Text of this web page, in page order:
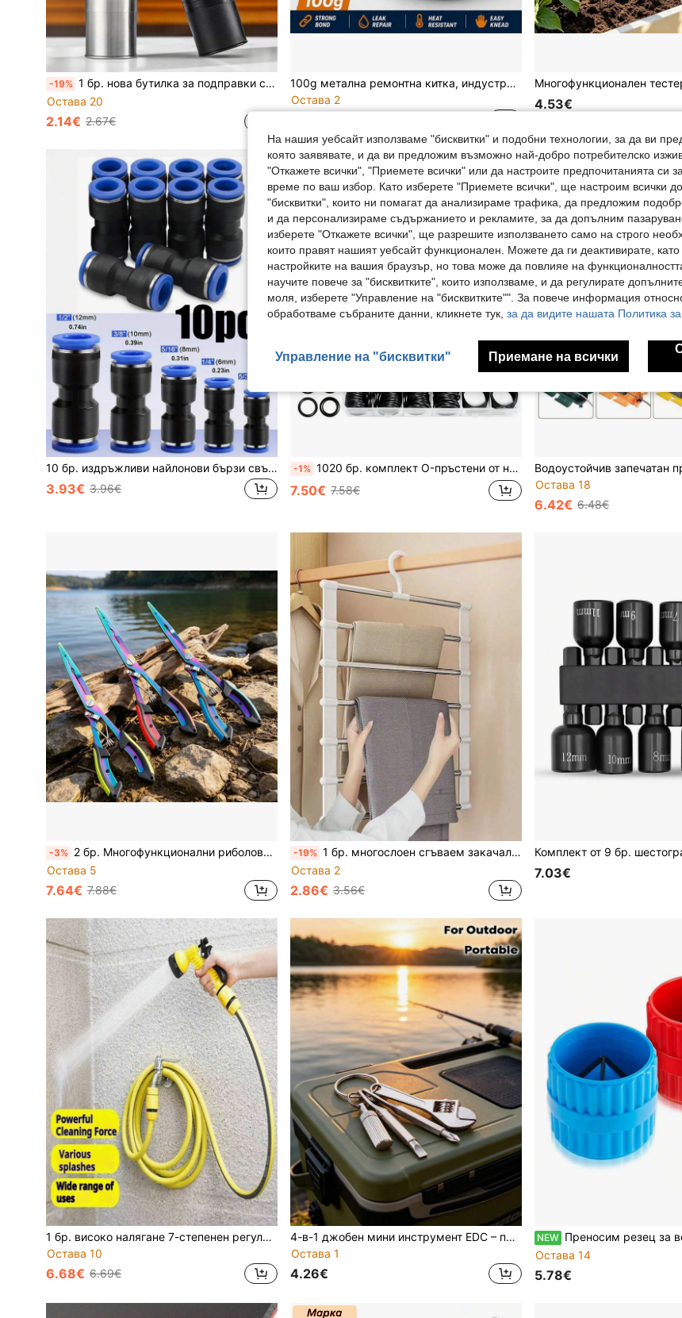
-19% 1 бр. нова бутилка за подправки с двоен накрайник, ръчна мечка за подправки, подходяща за различни подправки, неженеим за домашна кухня, преносима за пътуване, готвене и барбекю на открито, за западна кухня, салати и стейк, декоративна и практична за хотел, ресторант и западен ресторант, за Коледа, Хелоуин и карнавално парти
Остава 20
2.14€ 2.67€
100g метална ремонтна китка, индустриална епоксидна китка и уплътнител, устойчива на висока температура, за спиране на течове в резервоари за вода и гориво, силно свързващо лепило за ремонт на пукнатини
Остава 2
4.53€
10 бр. издръжливи найлонови бързи свързващи прави бутални конектори - херметични, лесни за инсталиране пневматични фитинги за маркучи със сини гумени уплътнения, подходящи за маркучи за САЩ и Европа
3.93€ 3.96€
-1% 1020 бр. комплект O-пръстени от нитрилна гума, твърдост 65A, кръгло сечение, асортимент от синтетични гумени уплътнения, 20 размера, подходящи за миялни под високо налягане и компоненти за газова изолация
7.50€ 7.58€
Остава 18
6.42€ 6.48€
-3% 2 бр. Многофункционални риболовни клещи, инструмент за премахване на куки, нож за корда, хващач за риба, отварачка за халки, здрава ножица, нож за корда от PE, неплъзгаща се дръжка, принадлежности за солен риболов
Остава 5
7.64€ 7.88€
-19% 1 бр. многослоен сгъваем закачалка за панталони от неръждаема стомана, без сглобяване, пестелив на място, органайзер за съхранение в гардероба, издръжлив висящ държач за дънки, панталони и антрацитни панталони, аксесоар за сортиране на дрехи в гардероба, помощник за съхранение на дрехи в спалнята
Остава 2
2.86€ 3.56€
7.03€
1 бр. високо налягане 7-степенен регулируем пистолет за миене на автомобили, маркуч за миене на автомобили, аксесоари за автомобили, инструмент за поливане, спрей пистолет за миене на автомобили у дома
Остава 10
6.68€ 6.69€
4-в-1 джобен мини инструмент EDC – преносим мини инструмент с джобно метално ножче, отварячка за писма, преносима мини отвертка и мини гаечен ключ, функция за ключодържател, резервен инструмент за външни дейности, туризъм и къмпинг, инструмент за ремонт на велосипед, мотоциклет и домашни ремонти
Остава 1
4.26€
NEW Преносим резец за водопроводни тръби и PVC маркучи, резец за жици и кабели,
Остава 14
5.78€
На нашия уебсайт използваме "бисквитки" и подобни технологии, за да ви
която заявявате, и да ви предложим възможно най-добро потребителско
"Откажете всички", "Приемете всички" или да настроите предпочитанията си
време по ваш избор. Като изберете "Приемете всички", ще настроим всички
"бисквитки", които ни помагат да анализираме трафика, да предложим
и да персонализираме съдържанието и рекламите, за да допълним
изберете "Откажете всички", ще разрешите използването само на строго
които правят нашият уебсайт функционален. Можете да ги деактивирате,
настройките на вашия браузър, но това може да повлияе на
научите повече за "бисквитките", които използваме, и да регулирате
моля, изберете "Управление на "бисквитките"". За повече информация
обработваме събраните данни, кликнете тук, за да видите нашата Политика
Управление на "бисквитки" Приемане на всички